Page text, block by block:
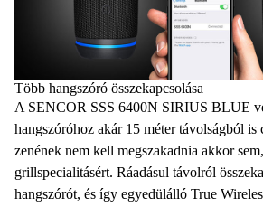
Több hangszóró összekapcsolása
A SENCOR SSS 6400N SIRIUS BLUE
hangszóróhoz akár 15 méter távolságból is
zenének nem kell megszakadnia akkor
grillspecialitásért. Ráadásul távolról
hangszórót, és így egyedülálló True